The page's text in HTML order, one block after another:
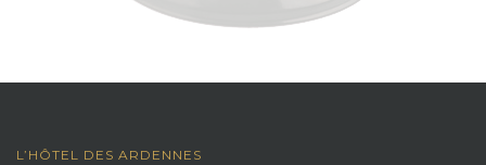
L’HÔTEL DES ARDENNES